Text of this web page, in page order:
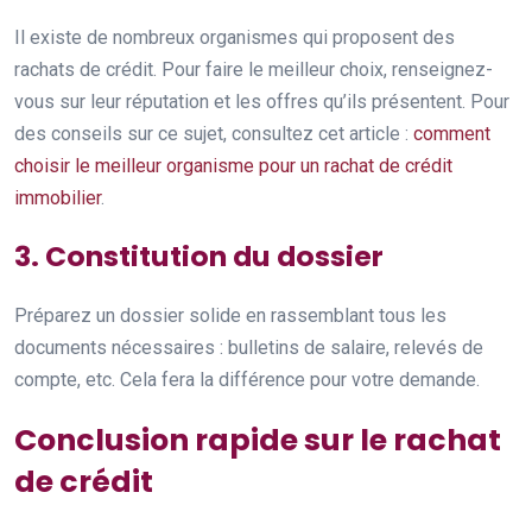
Il existe de nombreux organismes qui proposent des
rachats de crédit. Pour faire le meilleur choix, renseignez-
vous sur leur réputation et les offres qu’ils présentent. Pour
des conseils sur ce sujet, consultez cet article : comment
choisir le meilleur organisme pour un rachat de crédit
immobilier.
3. Constitution du dossier
Préparez un dossier solide en rassemblant tous les
documents nécessaires : bulletins de salaire, relevés de
compte, etc. Cela fera la différence pour votre demande.
Conclusion rapide sur le rachat
de crédit